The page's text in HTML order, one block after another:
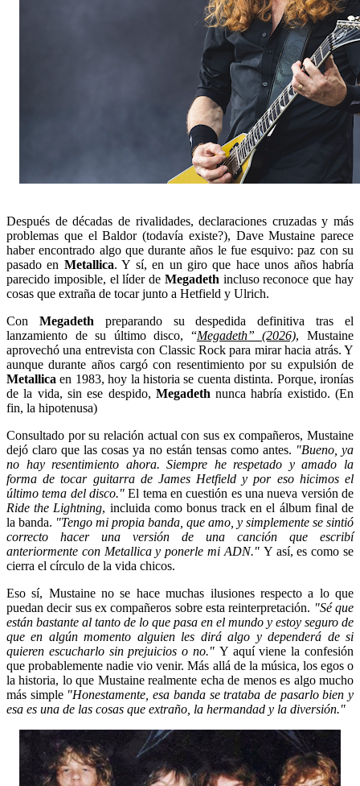
Después de décadas de rivalidades, declaraciones cruzadas y más
problemas que el Baldor (todavía existe?), Dave Mustaine parece
haber encontrado algo que durante años le fue esquivo: paz con su
pasado en Metallica. Y sí, en un giro que hace unos años habría
parecido imposible, el líder de Megadeth incluso reconoce que hay
cosas que extraña de tocar junto a Hetfield y Ulrich.
Con Megadeth preparando su despedida definitiva tras el
lanzamiento de su último disco, “Megadeth” (2026), Mustaine
aprovechó una entrevista con Classic Rock para mirar hacia atrás. Y
aunque durante años cargó con resentimiento por su expulsión de
Metallicaen 1983, hoy la historia se cuenta distinta. Porque, ironías
de la vida, sin ese despido, Megadethnunca habría existido. (En
fin, la hipotenusa)
Consultado por su relación actual con sus ex compañeros, Mustaine
dejó claro que las cosas ya no están tensas como antes. "Bueno, ya
no hay resentimiento ahora. Siempre he respetado y amado la
forma de tocar guitarra de James Hetfield y por eso hicimos el
último tema del disco."El tema en cuestión es una nueva versión de
Ride the Lightning, incluida como bonus track en el álbum final de
la banda. "Tengo mi propia banda, que amo, y simplemente se sintió
correcto hacer una versión de una canción que escribí
anteriormente con Metallica y ponerle mi ADN."Y así, es como se
cierra el círculo de la vida chicos.
Eso sí, Mustaine no se hace muchas ilusiones respecto a lo que
puedan decir sus ex compañeros sobre esta reinterpretación. "Sé que
están bastante al tanto de lo que pasa en el mundo y estoy seguro de
que en algún momento alguien les dirá algo y dependerá de si
quieren escucharlo sin prejuicios o no." Y aquí viene la confesión
que probablemente nadie vio venir. Más allá de la música, los egos o
la historia, lo que Mustaine realmente echa de menos es algo mucho
más simple"Honestamente, esa banda se trataba de pasarlo bien y
esa es una de las cosas que extraño, la hermandad y la diversión."